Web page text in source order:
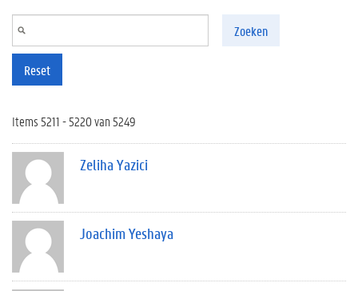
Zoeken
Reset
Items 5211 - 5220 van 5249
Zeliha Yazici
Joachim Yeshaya